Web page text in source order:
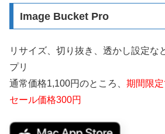
Image Bucket Pro
リサイズ、切り抜き、透かし設定な
プリ
通常価格1,100円のところ、 期間限
セール価格300円